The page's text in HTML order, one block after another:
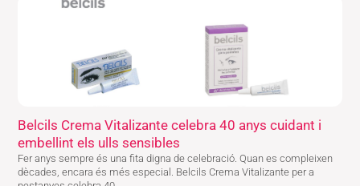
Belcils Crema Vitalizante celebra 40 anys cuidant i
embellint els ulls sensibles
Fer anys sempre és una fita digna de celebració. Quan es compleixen
dècades, encara és més especial. Belcils Crema Vitalizante per a